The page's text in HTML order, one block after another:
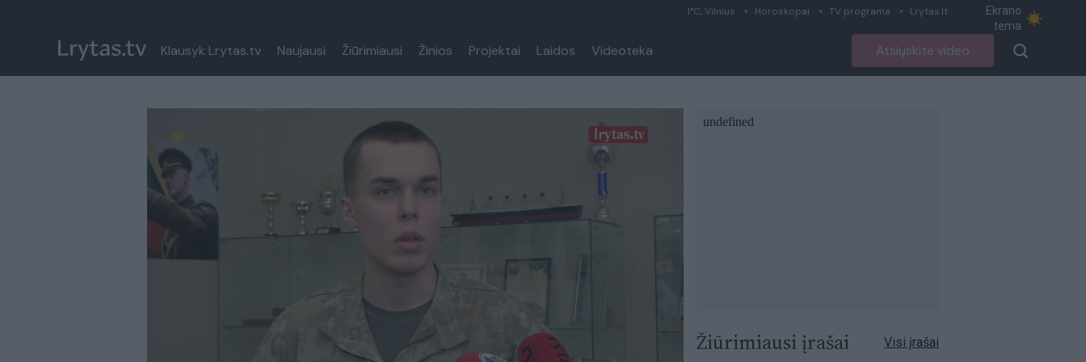
1°C, Vilnius Horoskopai TV programa Lrytas.lt
Ekrano
tema
Klausyk Lrytas.tv Naujausi Žiūrimiausi Žinios Projektai Laidos Videoteka Atsiųskite video
Žiūrimiausi įrašai Visi įrašai